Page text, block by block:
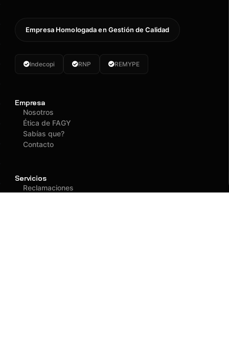
Empresa Homologada en Gestión de Calidad
Indecopi RNP REMYPE
Empresa
Nosotros
Ética de FAGY
Sabías que?
Contacto
Servicios
Reclamaciones